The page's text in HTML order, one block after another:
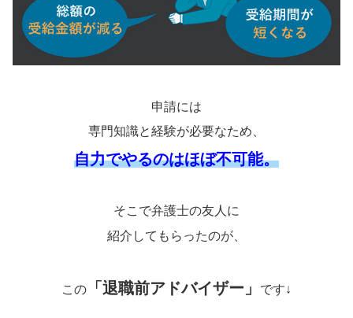
申請には
専門知識と経験が必要なため、
自力でやるのはほぼ不可能。
そこで弁護士の友人に
紹介してもらったのが、
この 「退職前アドバイザー」 です↓